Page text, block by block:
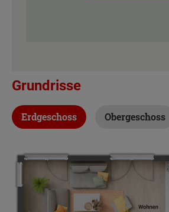
Grundrisse
Erdgeschoss Obergeschoss